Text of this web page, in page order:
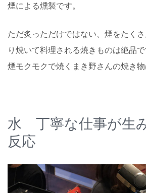
煙による燻製です。
ただ炙っただけではない、煙をたく
り焼いて料理される焼きものは絶品で
煙モクモクで焼くまき野さんの焼き物
水 丁寧な仕事が生
反応